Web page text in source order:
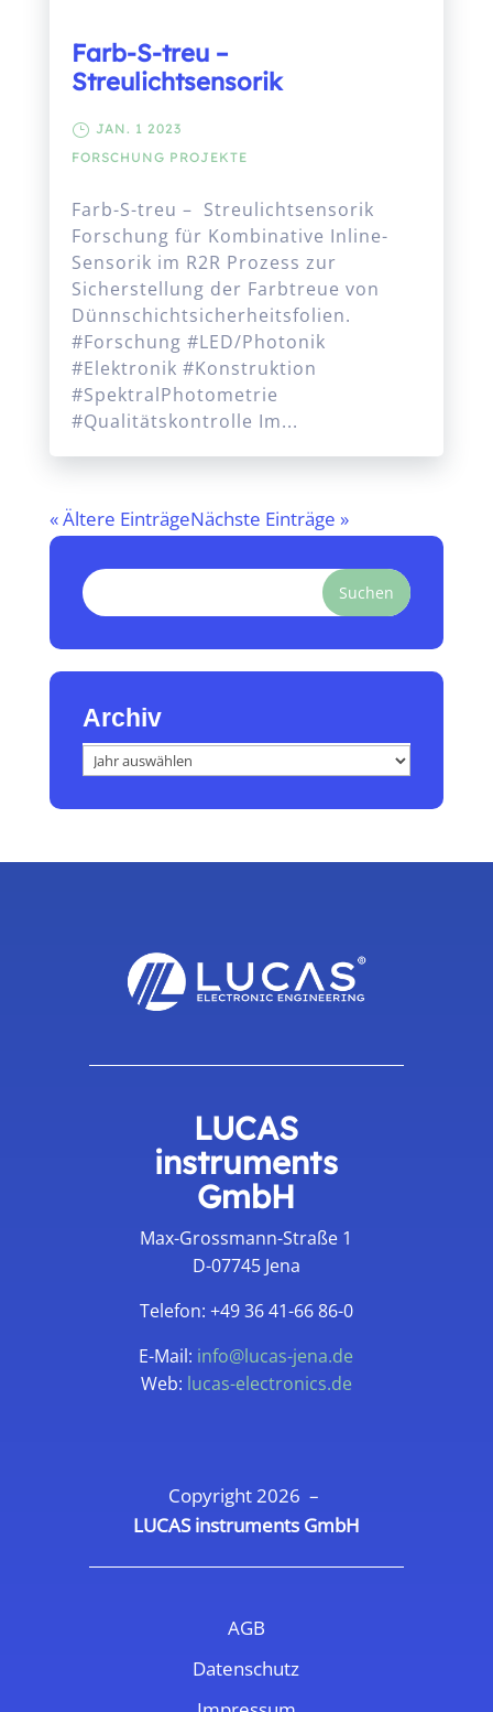
Farb-S-treu –
Streulichtsensorik
JAN. 1 2023
FORSCHUNG PROJEKTE
Farb-S-treu – Streulichtsensorik
Forschung für Kombinative Inline-
Sensorik im R2R Prozess zur
Sicherstellung der Farbtreue von
Dünnschichtsicherheitsfolien.
#Forschung #LED/Photonik
#Elektronik #Konstruktion
#SpektralPhotometrie
#Qualitätskontrolle Im...
« Ältere EinträgeNächste Einträge »
Suchen
Archiv
Archiv
LUCAS
instruments
GmbH
Max-Grossmann-Straße 1
D-07745 Jena
Telefon: +49 36 41-66 86-0
E-Mail: info@lucas-jena.de
Web: lucas-electronics.de
Copyright 2026 –
LUCAS instruments GmbH
AGB
Datenschutz